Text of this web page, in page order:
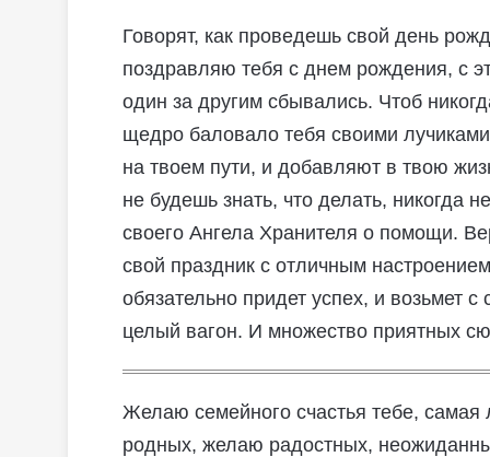
Говорят, как проведешь свой день
поздравляю тебя с днем рождения, с
один за другим сбывались. Чтоб
щедро баловало тебя своими
на твоем пути, и добавляют в твою
не будешь знать, что делать, никогда
своего Ангела Хранителя о помощи.
свой праздник с отличным
обязательно придет успех, и возьмет
целый вагон. И множество приятных
Желаю семейного счастья тебе,
родных, желаю радостных,